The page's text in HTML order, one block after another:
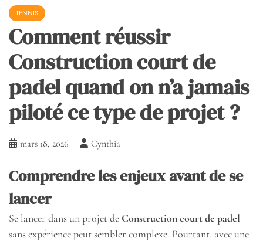
TENNIS
Comment réussir
Construction court de
padel quand on n’a jamais
piloté ce type de projet ?
mars 18, 2026 Cynthia
Comprendre les enjeux avant de se
lancer
Se lancer dans un projet de Construction court de padel
sans expérience peut sembler complexe. Pourtant, avec une